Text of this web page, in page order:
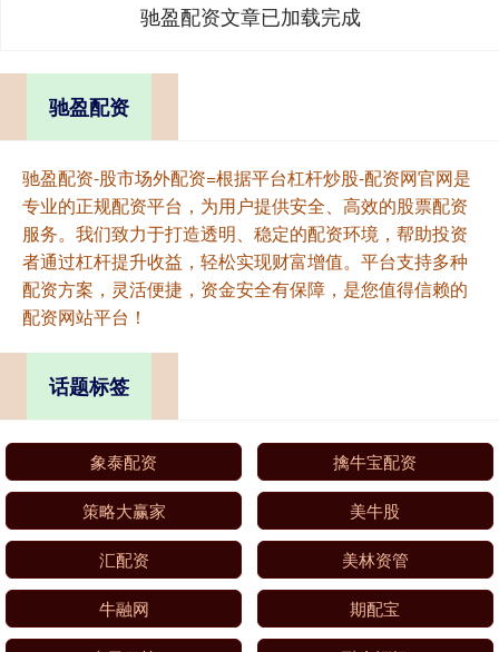
驰盈配资文章已加载完成
驰盈配资
驰盈配资-股市场外配资=根据平台杠杆炒股-配资网官网是
专业的正规配资平台，为用户提供安全、高效的股票配资
服务。我们致力于打造透明、稳定的配资环境，帮助投资
者通过杠杆提升收益，轻松实现财富增值。平台支持多种
配资方案，灵活便捷，资金安全有保障，是您值得信赖的
配资网站平台！
话题标签
象泰配资 擒牛宝配资
策略大赢家 美牛股
汇配资 美林资管
牛融网 期配宝